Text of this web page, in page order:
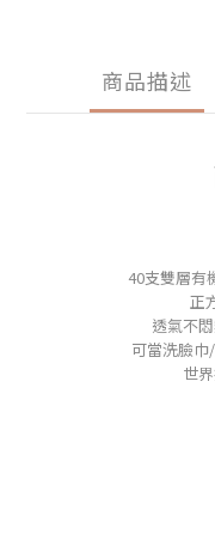
商品描述
40支雙層有
正
透氣不
可當洗臉
世